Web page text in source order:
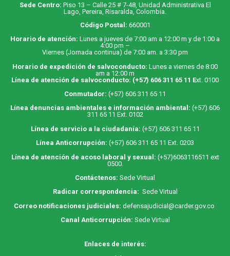
Sede Centro: Piso 13 – Calle 25 # 7-48, Unidad Administrativa El
Lago, Pereira, Risaralda, Colombia.
Código Postal: 660001
Horario de atención: Lunes a jueves de 7:00 am a 12:00 m y de 1:00 a
4:00 pm –
Viernes (Jornada continua) de 7:00 am. a 3:30 pm
Horario de expedición de salvoconducto: Lunes a viernes de 8:00
am a 12:00 m
Línea de atención de salvoconducto: (+57) 606 311 65 11 Ext. 0100
Conmutador: (+57) 606 311 65 11
Línea denuncias ambientales e información ambiental: (+57) 606
311 65 11 Ext. 0102
Línea de servicio a la ciudadanía: (+57) 606 311 65 11
Línea Anticorrupción: (+57) 606 311 65 11 Ext. 0203
Línea de atención de acoso laboral y sexual: (+57)6063116511 ext
0500.
Contáctenos: Sede Virtual
Radicar correspondencia: Sede Virtual
Correo notificaciones judiciales: defensajudicial@carder.gov.co
Canal Anticorrupción: Sede Virtual
Enlaces de interés: